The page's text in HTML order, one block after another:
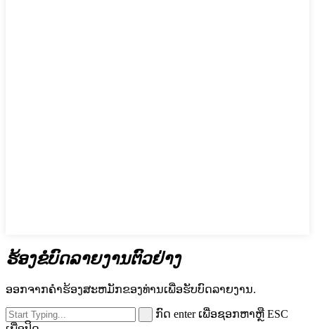
ຮ້ອງຂໍບົດລາຍງານຕົວຢ່າງ
ອອກຈາກຄໍາຮ້ອງສະຫມັກຂອງທ່ານເພື່ອຮັບບົດລາຍງານ.
ກົດ enter ເພື່ອຊອກຫາຫຼື ESC